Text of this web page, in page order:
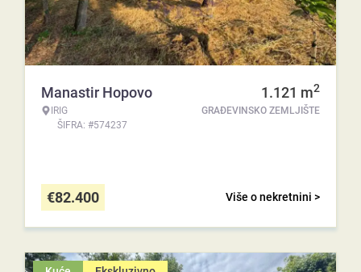
Manastir Hopovo
IRIG
ŠIFRA: #574237
1.121 m2
GRAĐEVINSKO ZEMLJIŠTE
Više o nekretnini >
€82.400